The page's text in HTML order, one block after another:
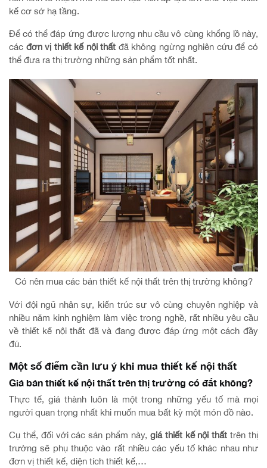
kế cơ sở hạ tầng.
Để có thể đáp ứng được lượng nhu cầu vô cùng khổng lồ này,
các đơn vị thiết kế nội thất đã không ngừng nghiên cứu để có
thể đưa ra thị trường những sản phẩm tốt nhất.
Có nên mua các bản thiết kế nội thất trên thị trường không?
Với đội ngũ nhân sự, kiến trúc sư vô cùng chuyên nghiệp và
nhiều năm kinh nghiệm làm việc trong nghề, rất nhiều yêu cầu
về thiết kế nội thất đã và đang được đáp ứng một cách đầy
đủ.
Một số điểm cần lưu ý khi mua thiết kế nội thất
Giá bán thiết kế nội thất trên thị trường có đắt không?
Thực tế, giá thành luôn là một trong những yếu tố mà mọi
người quan trọng nhất khi muốn mua bất kỳ một món đồ nào.
Cụ thể, đối với các sản phẩm này, giá thiết kế nội thấttrên thị
trường sẽ phụ thuộc vào rất nhiều các yếu tố khác nhau như
đơn vị thiết kế, diện tích thiết kế,…